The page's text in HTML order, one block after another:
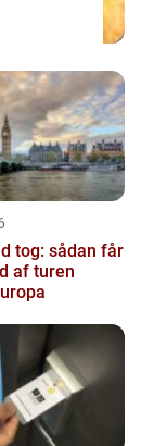
tog: sådan får
af turen